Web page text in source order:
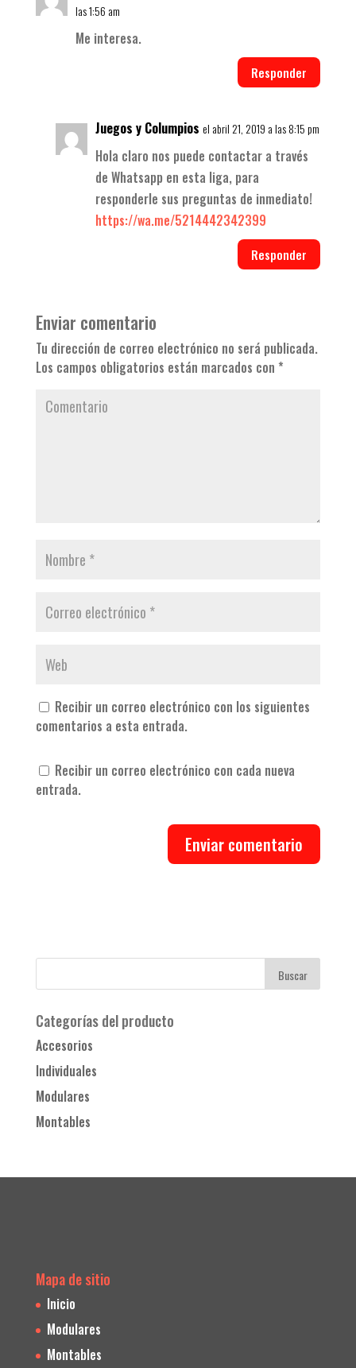
las 1:56 am
Me interesa.
Responder
Juegos y Columpios el abril 21, 2019 a las 8:15 pm
Hola claro nos puede contactar a través
de Whatsapp en esta liga, para
responderle sus preguntas de inmediato!
https://wa.me/5214442342399
Responder
Enviar comentario
Tu dirección de correo electrónico no será publicada.
Los campos obligatorios están marcados con *
Recibir un correo electrónico con los siguientes
comentarios a esta entrada.
Recibir un correo electrónico con cada nueva
entrada.
Categorías del producto
Accesorios
Individuales
Modulares
Montables
Mapa de sitio
Inicio
Modulares
Montables